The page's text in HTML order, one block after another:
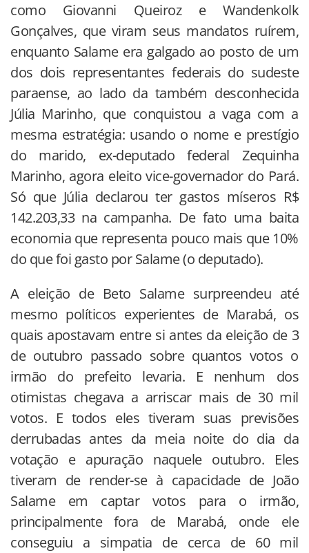
como Giovanni Queiroz e Wandenkolk
Gonçalves, que viram seus mandatos ruírem,
enquanto Salame era galgado ao posto de um
dos dois representantes federais do sudeste
paraense, ao lado da também desconhecida
Júlia Marinho, que conquistou a vaga com a
mesma estratégia: usando o nome e prestígio
do marido, ex-deputado federal Zequinha
Marinho, agora eleito vice-governador do Pará.
Só que Júlia declarou ter gastos míseros R$
142.203,33 na campanha. De fato uma baita
economia que representa pouco mais que 10%
do que foi gasto por Salame (o deputado).
A eleição de Beto Salame surpreendeu até
mesmo políticos experientes de Marabá, os
quais apostavam entre si antes da eleição de 3
de outubro passado sobre quantos votos o
irmão do prefeito levaria. E nenhum dos
otimistas chegava a arriscar mais de 30 mil
votos. E todos eles tiveram suas previsões
derrubadas antes da meia noite do dia da
votação e apuração naquele outubro. Eles
tiveram de render-se à capacidade de João
Salame em captar votos para o irmão,
principalmente fora de Marabá, onde ele
conseguiu a simpatia de cerca de 60 mil